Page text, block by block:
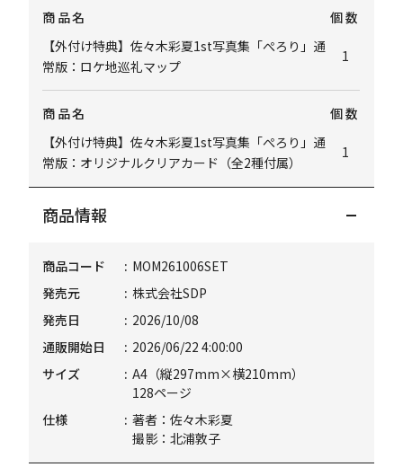
商品名
個数
【外付け特典】佐々木彩夏1st写真集「ぺろり」通
常版：ロケ地巡礼マップ
1
商品名
個数
【外付け特典】佐々木彩夏1st写真集「ぺろり」通
常版：オリジナルクリアカード（全2種付属）
1
商品情報
商品コード
MOM261006SET
発売元
株式会社SDP
発売日
2026/10/08
通販開始日
2026/06/22 4:00:00
サイズ
A4（縦297mm×横210mm）
128ページ
仕様
著者：佐々木彩夏
撮影：北浦敦子